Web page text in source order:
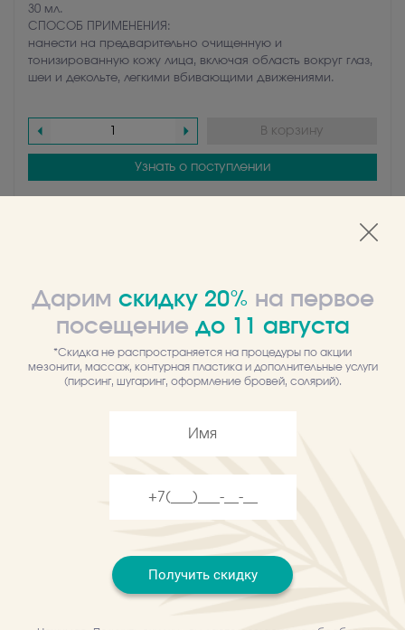
30 мл.
СПОСОБ ПРИМЕНЕНИЯ:
нанести на предварительно очищенную и
тонизированную кожу лица, включая область вокруг глаз,
шеи и декольте, легкими вбивающими движениями.
В корзину
Узнать о поступлении
Гарантируем качественные товары
Самовывоз
Забрать товар можно в любом из
в максимальной концентрации для скорейшего достижения
наилучших результатов к комплексной anti-age терапии.
Комплексно борется со всеми признаками возрастных
миорекласирующее действие, повышает упругость, улучшает
Дарим скидку 20% на первое
посещение до 11 августа
*Скидка не распространяется на процедуры по акции
мезонити, массаж, контурная пластика и дополнительные услуги
(пирсинг, шугаринг, оформление бровей, солярий).
Получить скидку